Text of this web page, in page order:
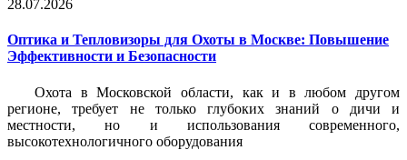
28.07.2026
Оптика и Тепловизоры для Охоты в Москве: Повышение
Эффективности и Безопасности
Охота в Московской области, как и в любом другом
регионе, требует не только глубоких знаний о дичи и
местности, но и использования современного,
высокотехнологичного оборудования